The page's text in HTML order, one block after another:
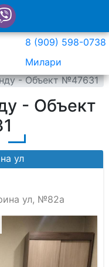
8 (909) 598-0738
Милари
- Объект №47631
- Объект
ул
ул, №82а